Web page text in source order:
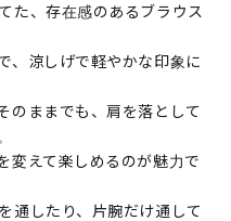
た、存在感のあるブラウス
、涼しげで軽やかな印象に
のままでも、肩を落として
変えて楽しめるのが魅力で
通したり、片腕だけ通して